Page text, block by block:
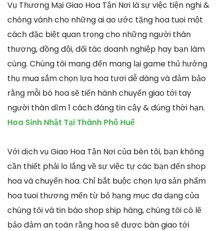
Vụ Thương Mại Giao Hoa Tận Nơi là sự việc tiện nghi &
chóng vánh cho những ai ao ước tặng hoa tuoi một
cách đặc biệt quan trọng cho những người thân
thương, đồng đội, đối tác doanh nghiệp hay bạn làm
cùng. Chúng tôi mang đến mang lại game thủ hưởng
thụ mua sắm chọn lựa hoa tươi dễ dàng và đảm bảo
rằng mỗi bó hoa sẽ tiến hành chuyển giao tới tay
người thân dìm 1 cách đáng tin cậy & đúng thời hạn.
Hoa Sinh Nhật Tại Thành Phố Huế
Với dịch vụ Giao Hoa Tận Nơi của bên tôi, bạn không
cần thiết phải lo lắng về sự việc tự các bạn đến shop
hoa và chuyển hoa. Chỉ bắt buộc chọn lựa sản phẩm
hoa tuoi thương mến từ bỏ hạng mục đa dạng của
chúng tôi và tin báo shop ship hàng, chúng tôi có lẽ
bảo đảm an toàn rằng hoa sẽ được bàn giao tới